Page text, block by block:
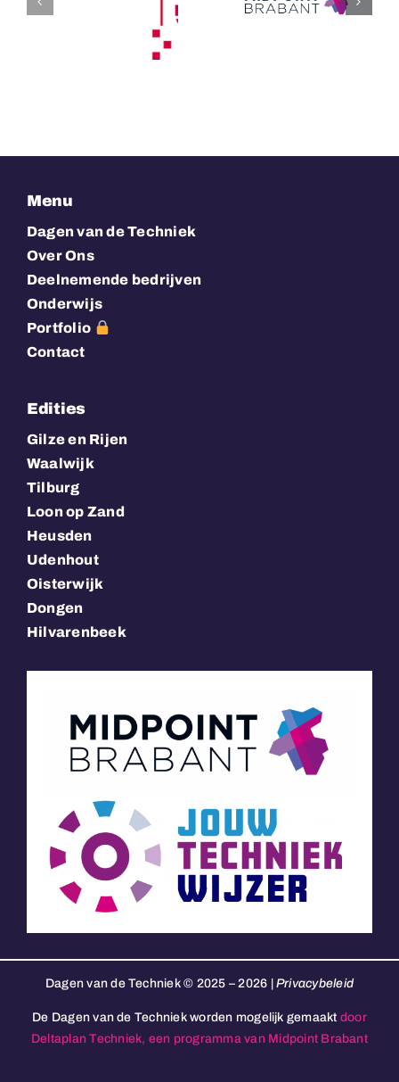
Midpoint
Brabant
Cambreur
Menu
Dagen van de Techniek
Over Ons
Deelnemende bedrijven
Onderwijs
Portfolio
Contact
Edities
Gilze en Rijen
Waalwijk
Tilburg
Loon op Zand
Heusden
Udenhout
Oisterwijk
Dongen
Hilvarenbeek
Dagen van de Techniek © 2025 – 2026 | Privacybeleid
De Dagen van de Techniek worden mogelijk gemaakt door
Deltaplan Techniek, een programma van Midpoint Brabant